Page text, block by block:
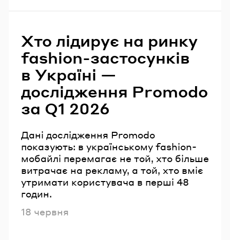
Хто лідирує на ринку
fashion-застосунків
в Україні —
дослідження Promodo
за Q1 2026
Дані дослідження Promodo
показують: в українському fashion-
мобайлі перемагає не той, хто більше
витрачає на рекламу, а той, хто вміє
утримати користувача в перші 48
годин.
Опубліковано
18 червня